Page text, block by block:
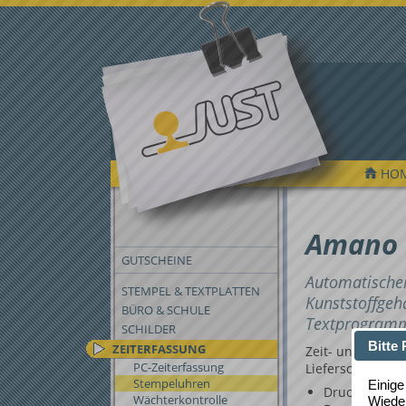
GUTSCHEINE
STEMPEL & TEXTPLATTEN
BÜRO & SCHULE
SCHILDER
ZEITERFASSUNG
PC-Zeiterfassung
Stempeluhren
Wächterkontrolle
FILTER
Amano
Zeit- und
Lieferscheinen,
Bitte